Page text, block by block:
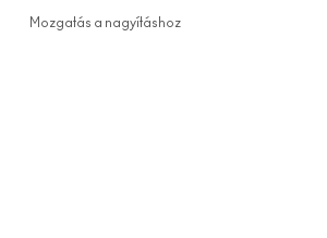
Mozgatás a nagyításhoz